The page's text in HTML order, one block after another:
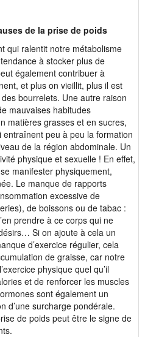
de la prise de poids
qui ralentit notre métabolisme
à stocker plus de
également contribuer à
et plus on vieillit, plus il est
bourrelets. Une autre raison
mauvaises habitudes
matières grasses et en sucres,
peu à peu la formation
de la région abdominale. Un
physique et sexuelle ! En effet,
manifester physiquement,
Le manque de rapports
excessive de
de boissons ou de tabac :
prendre à ce corps qui ne
Si on ajoute à cela un
d’exercice régulier, cela
de graisse, car notre
physique quel qu’il
et de renforcer les muscles
sont également un
d’une surcharge pondérale.
de poids peut être le signe de